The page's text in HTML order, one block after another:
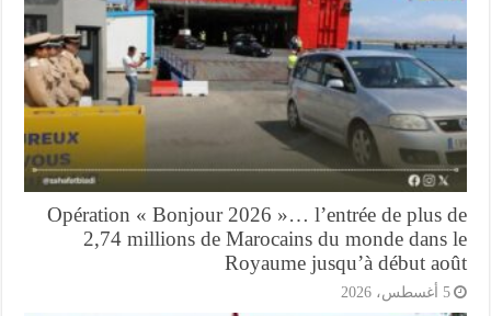
Opération « Bonjour 2026 »… l’entrée de plus
2,74 millions de Marocains du monde
Royaume jusqu’à début